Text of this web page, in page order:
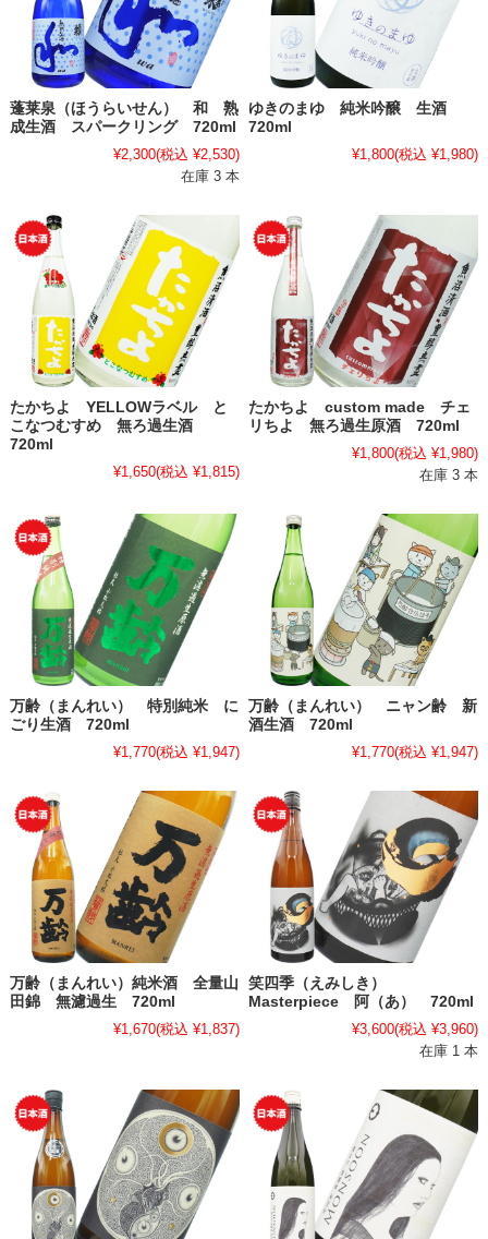
蓬莱泉（ほうらいせん） 和 熟
成生酒 スパークリング 720ml
¥2,300(税込 ¥2,530)
在庫 3 本
ゆきのまゆ 純米吟醸 生酒
720ml
¥1,800(税込 ¥1,980)
たかちよ YELLOWラベル と
こなつむすめ 無ろ過生酒
720ml
¥1,650(税込 ¥1,815)
たかちよ custom made チェ
リちよ 無ろ過生原酒 720ml
¥1,800(税込 ¥1,980)
在庫 3 本
万齢（まんれい） 特別純米 に
ごり生酒 720ml
¥1,770(税込 ¥1,947)
万齢（まんれい） ニャン齢 新
酒生酒 720ml
¥1,770(税込 ¥1,947)
万齢（まんれい）純米酒 全量山
田錦 無濾過生 720ml
¥1,670(税込 ¥1,837)
笑四季（えみしき）
Masterpiece 阿（あ） 720ml
¥3,600(税込 ¥3,960)
在庫 1 本